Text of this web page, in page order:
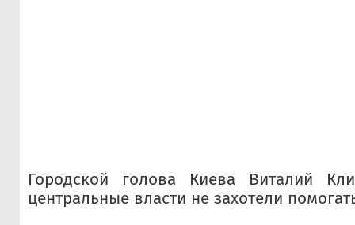
Городской голова Киева Виталий
центральные власти не захотели